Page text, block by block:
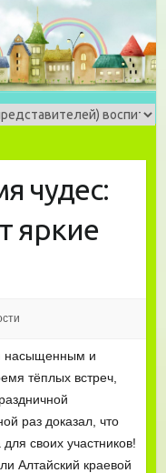
чудес:
яркие
насыщенным и
тёплых встреч,
раз доказал, что
своих участников!
Алтайский краевой